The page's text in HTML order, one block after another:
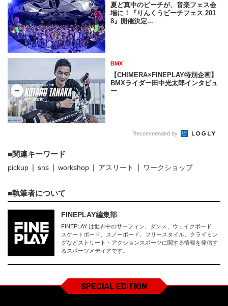
夏ど真中のビーチが、音楽フェス会
場に！『りんくうビーチフェス 201
8』開催決定...
BMX
【CHIMERA×FINEPLAY特別企画】
BMXライダー田中光太郎インタビュ
ー
Recommended by
関連キーワード
pickup sns workshop アスリート ワークショップ
執筆者について
FINEPLAY編集部
FINEPLAY は世界中のサーフィン、ダンス、ウェイクボード、
スケートボード、スノーボード、フリースタイル、クライミン
グなどストリート・アクションスポーツに関する情報を発信す
るスポーツメディアです。
SPECIAL EDITION